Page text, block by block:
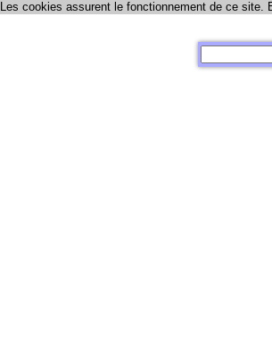
Les cookies assurent le fonctionnement de ce